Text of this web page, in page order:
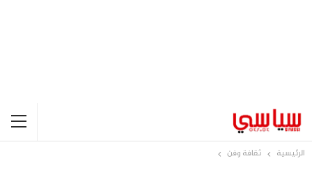
الرئيسية ثقافة وفن